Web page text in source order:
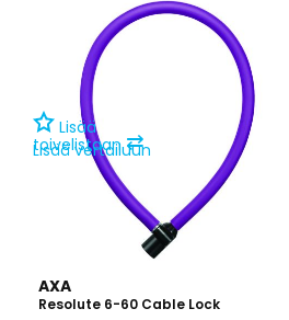
Lisää
toivelistaan ⇄
Lisää vertailuun
AXA
Resolute 6-60 Cable Lock